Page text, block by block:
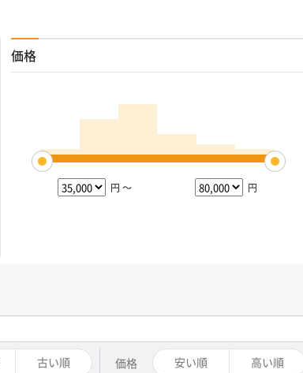
価格
円 ～ 円
古い順 価格 安い順 高い順